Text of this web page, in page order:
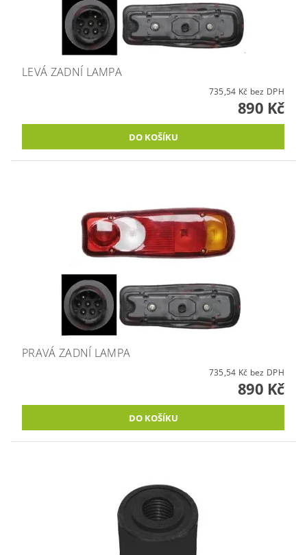
LEVÁ ZADNÍ LAMPA
735,54 Kč bez DPH
890 Kč
PRAVÁ ZADNÍ LAMPA
735,54 Kč bez DPH
890 Kč